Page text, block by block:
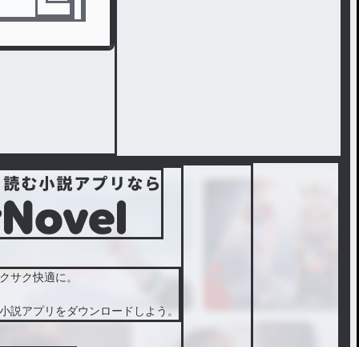
サク快適に。
説アプリをダウンロードしよう。